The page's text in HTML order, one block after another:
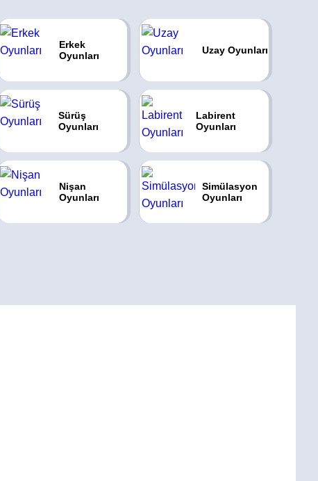
Erkek
Oyunları
Uzay Oyunları
Sürüş
Oyunları
Labirent
Oyunları
Nişan
Oyunları
Simülasyon
Oyunları